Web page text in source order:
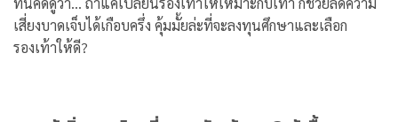
เสี่ยงบาดเจ็บได้เกือบครึ่ง คุ้มมั้ยล่ะที่จะลงทุนศึกษาและเลือก
รองเท้าให้ดี?